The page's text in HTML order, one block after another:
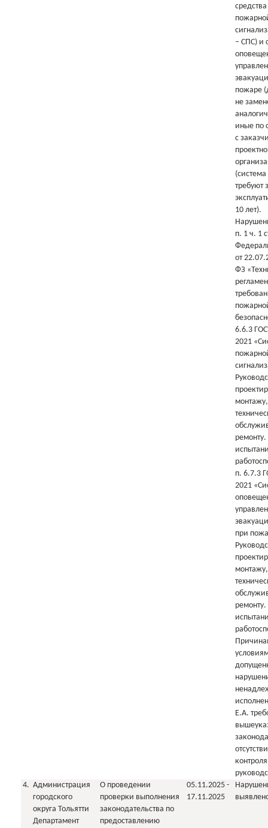
– СПС) и
пожаре
не
иные по
с
требуют
10 лет).
п. 1 ч. 1
от
ФЗ
6.6.3
2021
монтажу,
п. 6.7.3
2021
при
монтажу,
Е.А.
4. Администрация
городского
округа Тольятти
Департамент
О проведении
проверки выполнения
законодательства по
предоставлению
05.11.2025 -
17.11.2025